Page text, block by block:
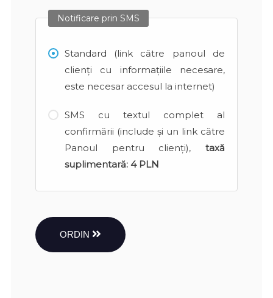
Notificare prin SMS
Standard (link către panoul de
clienți cu informațiile necesare,
este necesar accesul la internet)
SMS cu textul complet al
confirmării (include și un link către
Panoul pentru clienți), taxă
suplimentară: 4 PLN
ORDIN